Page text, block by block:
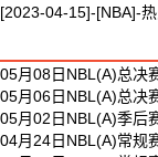
[2023-04-15]-[NBA]-
05月08日NBL(A)总决
05月06日NBL(A)总决
05月02日NBL(A)季后
04月24日NBL(A)常规